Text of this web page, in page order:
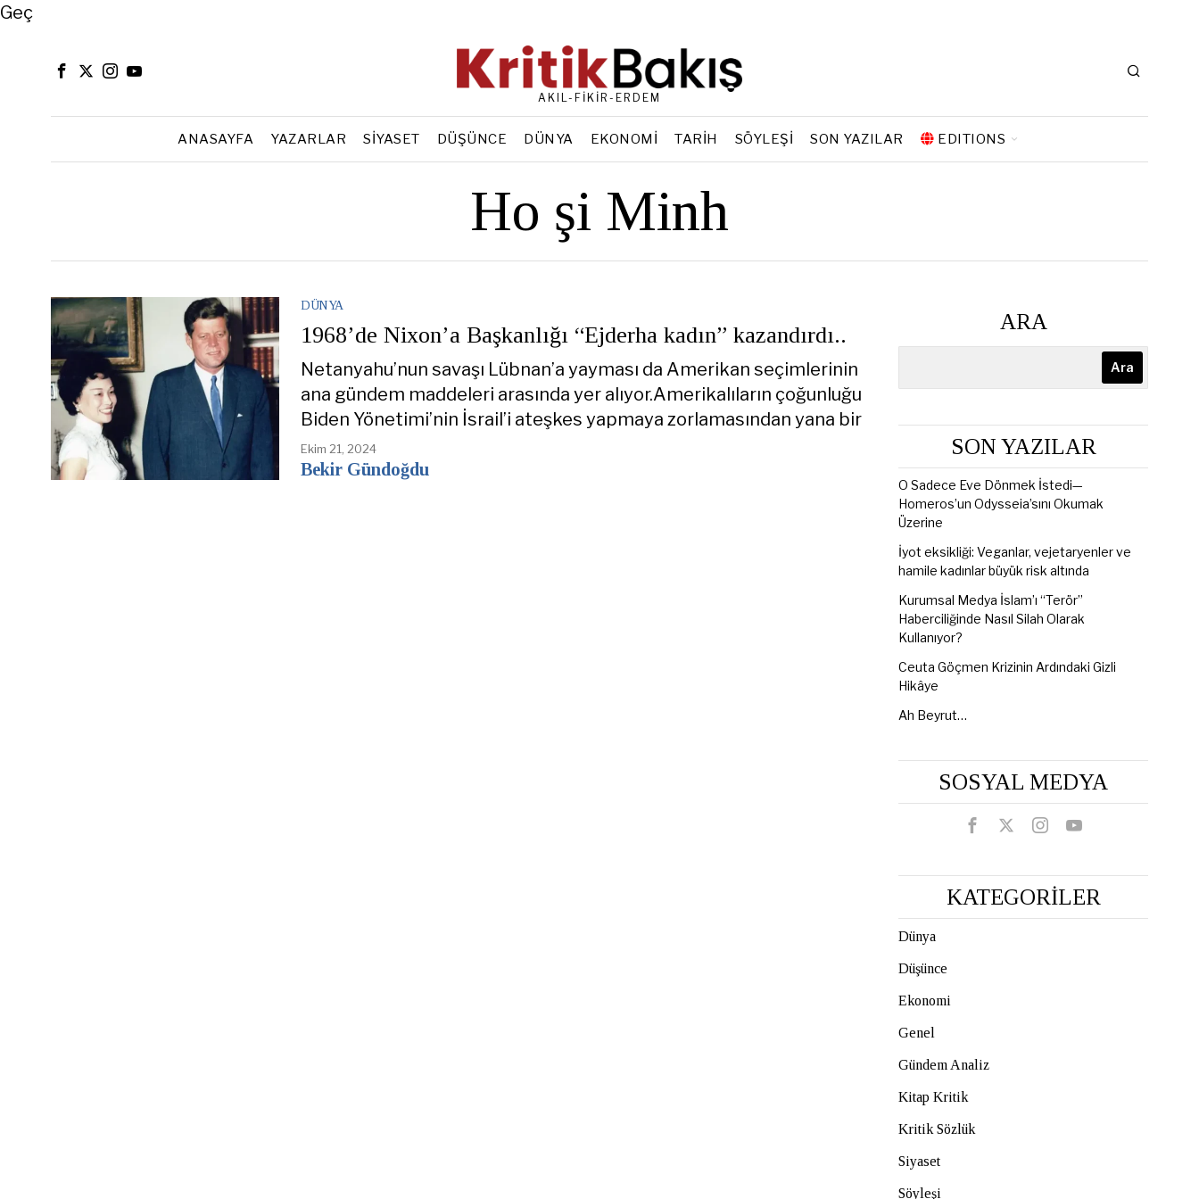
Close
Geç
AKIL-FİKİR-ERDEM
ANASAYFA YAZARLAR SIYASET DÜŞÜNCE DÜNYA EKONOMI TARIH SÖYLEŞI SON YAZILAR EDITIONS
Ho şi Minh
DÜNYA
1968’de Nixon’a Başkanlığı “Ejderha kadın” kazandırdı..
Netanyahu’nun savaşı Lübnan’a yayması da Amerikan seçimlerinin
ana gündem maddeleri arasında yer alıyor.Amerikalıların çoğunluğu
Biden Yönetimi’nin İsrail’i ateşkes yapmaya zorlamasından yana bir
Ekim 21, 2024
Bekir Gündoğdu
ARA
Ara
SON YAZILAR
O Sadece Eve Dönmek İstedi—
Homeros’un Odysseia’sını Okumak
Üzerine
İyot eksikliği: Veganlar, vejetaryenler ve
hamile kadınlar büyük risk altında
Kurumsal Medya İslam’ı “Terör”
Haberciliğinde Nasıl Silah Olarak
Kullanıyor?
Ceuta Göçmen Krizinin Ardındaki Gizli
Hikâye
Ah Beyrut…
SOSYAL MEDYA
KATEGORİLER
Dünya
Düşünce
Ekonomi
Genel
Gündem Analiz
Kitap Kritik
Kritik Sözlük
Siyaset
Söyleşi